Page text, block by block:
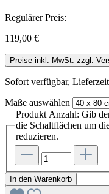
Regulärer Preis:
119,00 €
Preise inkl. MwSt. zzgl.
Sofort verfügbar,
Maße auswählen
Produkt Anzahl: Gib
die Schaltflächen um
reduzieren.
In den Warenkorb